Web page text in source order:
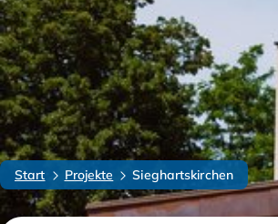
Start Projekte Sieghartskirchen